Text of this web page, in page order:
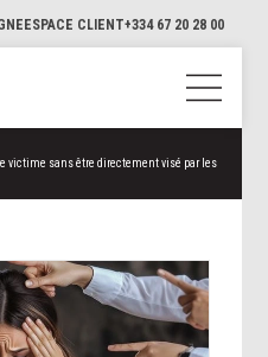
ESPACE CLIENT+334 67 20 28 00
victime sans être directement visé par les